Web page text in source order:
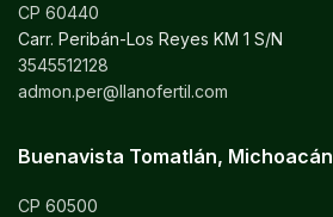
CP 60440
Carr. Peribán-Los Reyes KM 1 S/N
3545512128
admon.per@llanofertil.com
Buenavista Tomatlán, Michoacán
CP 60500